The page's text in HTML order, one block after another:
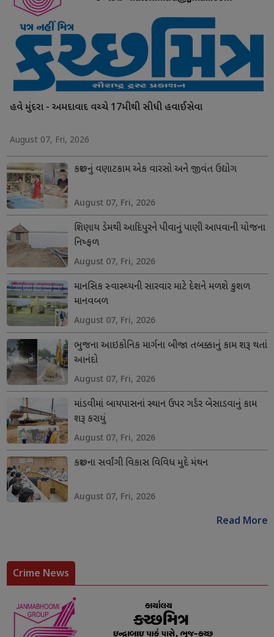
હવે મુંદરા - અમદાવાદ વચ્ચે 17મીથી સીધી હવાઈસેવા
August 07, Fri, 2026
કચ્છનું વણાટકામ એક વારસો અને જીવંત ઉદ્યોગ
August 07, Fri, 2026
શિણાય ડેમથી આદિપુરને પીવાનું પાણી આપવાની યોજના
નિષ્ફળ
August 07, Fri, 2026
માનસિક સ્વાસ્થ્યની સારવાર માટે દેશને મળશે કુશળ
માનવબળ
August 07, Fri, 2026
ભુજના આઇકોનિક માર્ગના બીજા તબક્કાનું કામ શરૂ થતાં
આનંદો
August 07, Fri, 2026
માંડવીમાં બાયપાસનાં સ્થાન ઉપર ગર્ડર બેસાડવાનું કામ
શરૂ કરાયું
August 07, Fri, 2026
કચ્છના સર્વાંગી વિકાસ વિવિધ મુદે મંથન
August 07, Fri, 2026
Read More
Crime News